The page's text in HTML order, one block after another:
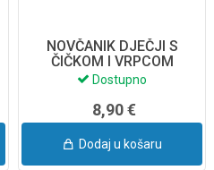
NOVČANIK DJEČJI S
ČIČKOM I VRPCOM
PEGASUS 9-57826
Dostupno
8,90 €
Dodaj u košaru